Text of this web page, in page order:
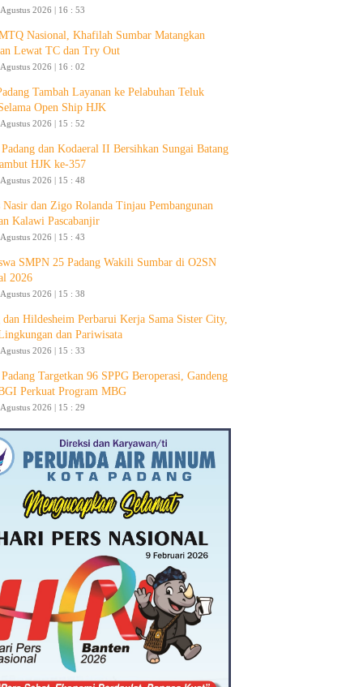
2026 | 16 : 53
Nasional, Khafilah Sumbar Matangkan
Lewat TC dan Try Out
2026 | 16 : 02
Tambah Layanan ke Pelabuhan Teluk
Open Ship HJK
2026 | 15 : 52
dan Kodaeral II Bersihkan Sungai Batang
HJK ke-357
2026 | 15 : 48
Nasir dan Zigo Rolanda Tinjau Pembangunan
Kalawi Pascabanjir
2026 | 15 : 43
SMPN 25 Padang Wakili Sumbar di O2SN
2026
2026 | 15 : 38
dan Hildesheim Perbarui Kerja Sama Sister City,
dan Pariwisata
2026 | 15 : 33
Targetkan 96 SPPG Beroperasi, Gandeng
Perkuat Program MBG
2026 | 15 : 29